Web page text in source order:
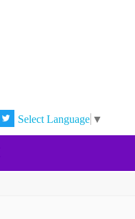
Select Language ▼